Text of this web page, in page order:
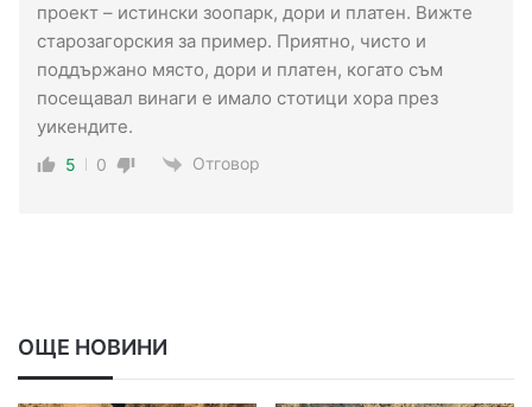
проект – истински зоопарк, дори и платен. Вижте
старозагорския за пример. Приятно, чисто и
поддържано място, дори и платен, когато съм
посещавал винаги е имало стотици хора през
уикендите.
5 0 Отговор
ОЩЕ НОВИНИ